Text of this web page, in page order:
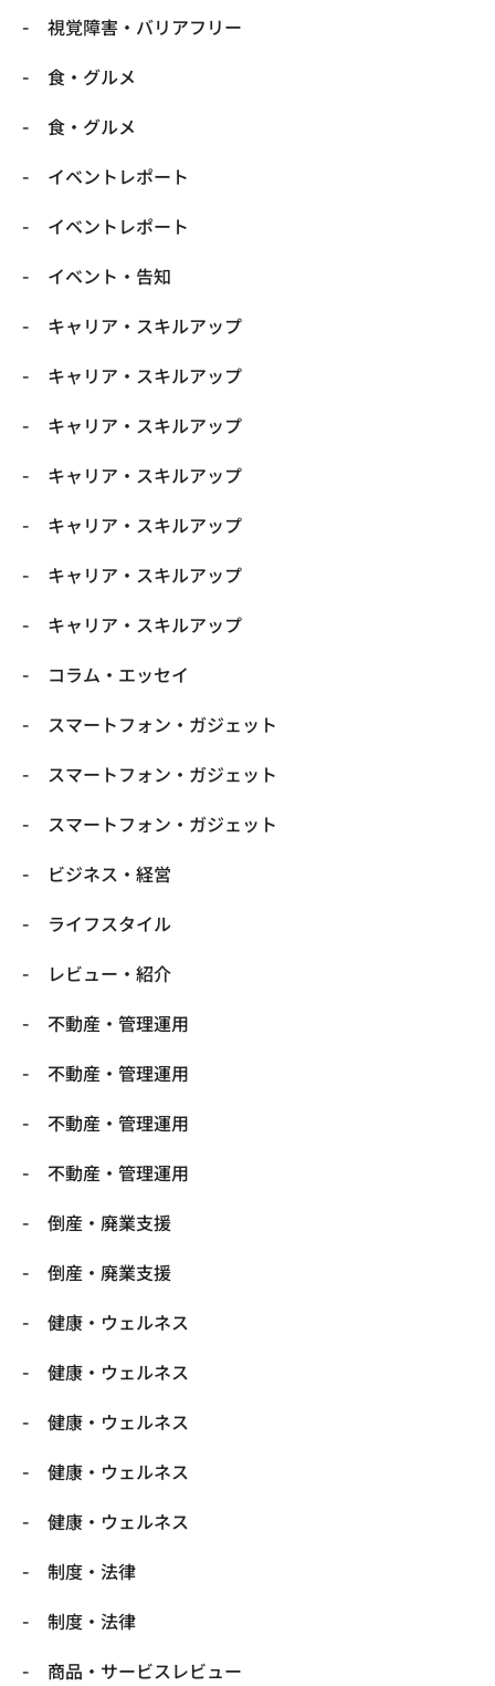
​視覚障害・バリアフリー
​食・グルメ
​食・グルメ
イベントレポート
イベントレポート
イベント・告知
キャリア・スキルアップ
キャリア・スキルアップ
キャリア・スキルアップ
キャリア・スキルアップ
キャリア・スキルアップ
キャリア・スキルアップ
キャリア・スキルアップ
コラム・エッセイ
スマートフォン・ガジェット
スマートフォン・ガジェット
スマートフォン・ガジェット
ビジネス・経営
ライフスタイル
レビュー・紹介
不動産・管理運用
不動産・管理運用
不動産・管理運用
不動産・管理運用
倒産・廃業支援
倒産・廃業支援
健康・ウェルネス
健康・ウェルネス
健康・ウェルネス
健康・ウェルネス
健康・ウェルネス
制度・法律
制度・法律
商品・サービスレビュー